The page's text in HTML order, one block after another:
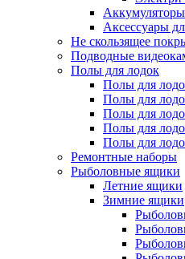
Аксессуары
Не скользящее
Подводные
Полы для лодок
Полы для
Полы для
Полы для
Полы для
Полы для
Ремонтные наборы
Рыболовные ящики
Летние ящики
Зимние ящики